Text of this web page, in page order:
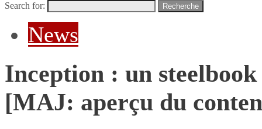
Search for: Recherche
News
Inception : un
[MAJ: aperçu du